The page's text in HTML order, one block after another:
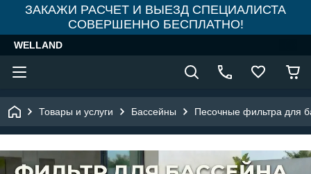
ЗАКАЖИ РАСЧЕТ И ВЫЕЗД СПЕЦИАЛИСТА
СОВЕРШЕННО БЕСПЛАТНО!
WELLAND
Товары и услуги Бассейны Песочные фильтра для